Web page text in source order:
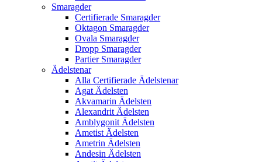
Smaragder
Certifierade Smaragder
Oktagon Smaragder
Ovala Smaragder
Dropp Smaragder
Partier Smaragder
Ädelstenar
Alla Certifierade Ädelstenar
Agat Ädelsten
Akvamarin Ädelsten
Alexandrit Ädelsten
Amblygonit Ädelsten
Ametist Ädelsten
Ametrin Ädelsten
Andesin Ädelsten